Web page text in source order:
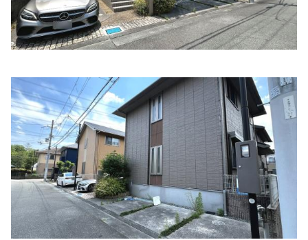
はやし皮フ科クリニック
住所:兵庫県猪名川町松尾台１丁目2−２０ 日生中央タンモト
センタービル １階 マップで見る
3階 マップで見る
猪名川動物医療センター
住所:兵庫県猪名川町紫合東垣内３８１−１ マップで見る